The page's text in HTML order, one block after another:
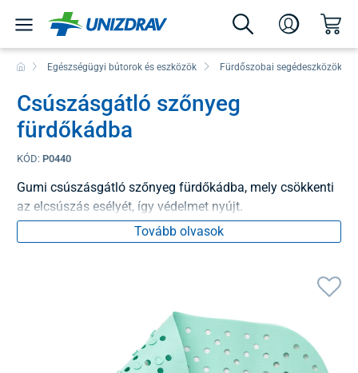
Egészségügyi bútorok és eszközök Fürdőszobai segédeszközök
Csúszásgátló szőnyeg
fürdőkádba
KÓD: P0440
Gumi csúszásgátló szőnyeg fürdőkádba, mely csökkenti
az elcsúszás esélyét, így védelmet nyújt.
Tovább olvasok